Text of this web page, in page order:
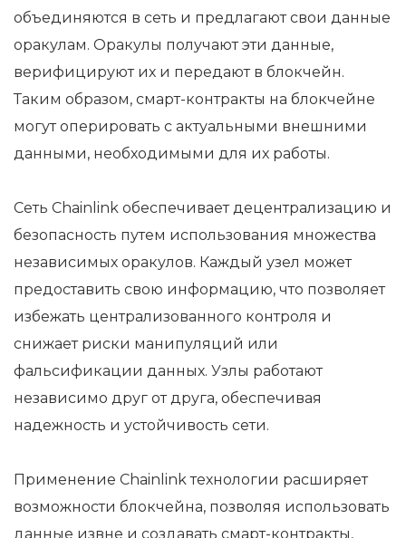
объединяются в сеть и предлагают свои данные
оракулам. Оракулы получают эти данные,
верифицируют их и передают в блокчейн.
Таким образом, смарт-контракты на блокчейне
могут оперировать с актуальными внешними
данными, необходимыми для их работы.
Сеть Chainlink обеспечивает децентрализацию и
безопасность путем использования множества
независимых оракулов. Каждый узел может
предоставить свою информацию, что позволяет
избежать централизованного контроля и
снижает риски манипуляций или
фальсификации данных. Узлы работают
независимо друг от друга, обеспечивая
надежность и устойчивость сети.
Применение Chainlink технологии расширяет
возможности блокчейна, позволяя использовать
данные извне и создавать смарт-контракты,